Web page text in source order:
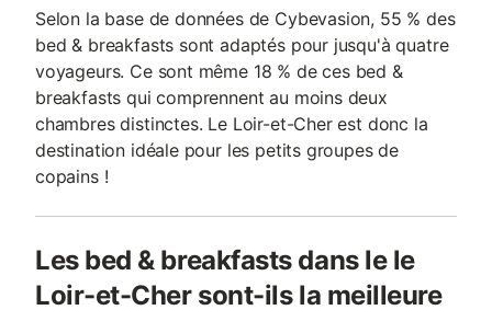
Selon la base de données de Cybevasion, 55 % des
bed & breakfasts sont adaptés pour jusqu'à quatre
voyageurs. Ce sont même 18 % de ces bed &
breakfasts qui comprennent au moins deux
chambres distinctes. Le Loir-et-Cher est donc la
destination idéale pour les petits groupes de
copains !
Les bed & breakfasts dans le le
Loir-et-Cher sont-ils la meilleure